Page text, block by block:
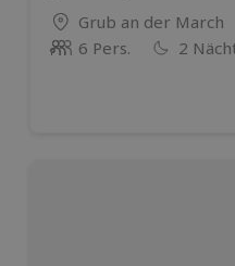
Standort
Grub an der March
Anzahl der Teilnehmer
6 Pers. 2